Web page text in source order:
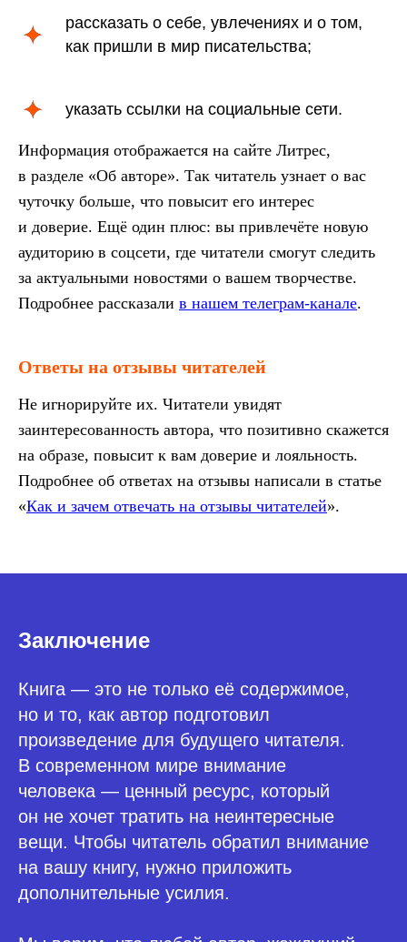
рассказать о себе, увлечениях и о том,
как пришли в мир писательства;
указать ссылки на социальные сети.
Информация отображается на сайте Литрес,
в разделе «Об авторе». Так читатель узнает о вас
чуточку больше, что повысит его интерес
и доверие. Ещё один плюс: вы привлечёте новую
аудиторию в соцсети, где читатели смогут следить
за актуальными новостями о вашем творчестве.
Подробнее рассказали в нашем телеграм-канале.
Ответы на отзывы читателей
Не игнорируйте их. Читатели увидят
заинтересованность автора, что позитивно скажется
на образе, повысит к вам доверие и лояльность.
Подробнее об ответах на отзывы написали в статье
«Как и зачем отвечать на отзывы читателей».
Заключение
Книга — это не только её содержимое,
но и то, как автор подготовил
произведение для будущего читателя.
В современном мире внимание
человека — ценный ресурс, который
он не хочет тратить на неинтересные
вещи. Чтобы читатель обратил внимание
на вашу книгу, нужно приложить
дополнительные усилия.